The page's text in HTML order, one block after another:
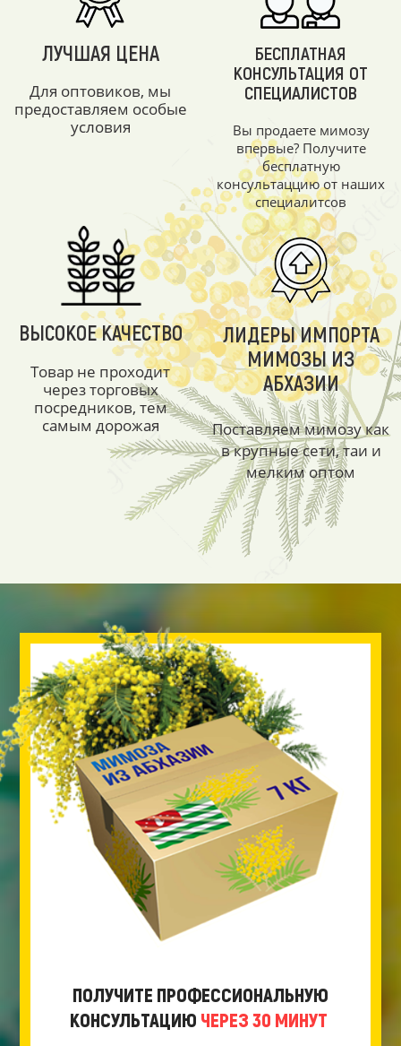
ЛУЧШАЯ ЦЕНА
Для оптовиков, мы
предоставляем особые
условия
БЕСПЛАТНАЯ
КОНСУЛЬТАЦИЯ ОТ
СПЕЦИАЛИСТОВ
Вы продаете мимозу
впервые? Получите
бесплатную
консультаццию от наших
специалитсов
ВЫСОКОЕ КАЧЕСТВО
Товар не проходит
через торговых
посредников, тем
самым дорожая
ЛИДЕРЫ ИМПОРТА
МИМОЗЫ ИЗ
АБХАЗИИ
Поставляем мимозу как
в крупные сети, таи и
мелким оптом
ПОЛУЧИТЕ ПРОФЕССИОНАЛЬНУЮ
КОНСУЛЬТАЦИЮ ЧЕРЕЗ 30 МИНУТ